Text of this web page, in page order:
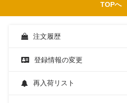
TOPへ
注文履歴
登録情報の変更
再入荷リスト